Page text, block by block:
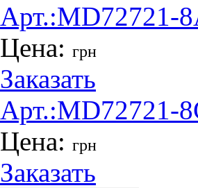
Арт.:MD72721-
Цена: грн
Заказать
Арт.:MD72721-
Цена: грн
Заказать